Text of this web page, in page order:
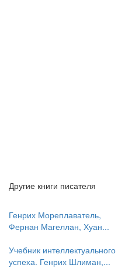
Другие книги писателя
Генрих Мореплаватель,
Фернан Магеллан, Хуан...
Учебник интеллектуального
успеха. Генрих Шлиман,...